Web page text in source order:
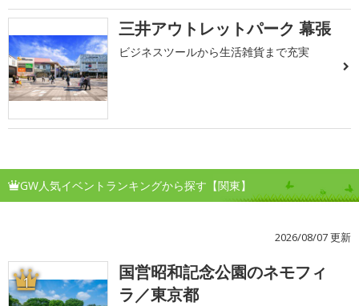
三井アウトレットパーク 幕張
ビジネスツールから生活雑貨まで充実
GW人気イベントランキングから探す【関東】
2026/08/07 更新
1
国営昭和記念公園のネモフィ
ラ／東京都